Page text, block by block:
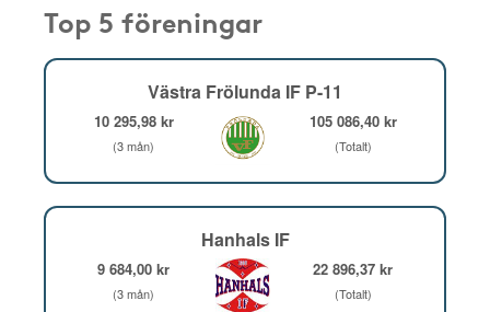
Top 5 föreningar
Västra Frölunda IF P-11
10 295,98 kr
(3 mån)
105 086,40 kr
(Totalt)
Hanhals IF
9 684,00 kr
(3 mån)
22 896,37 kr
(Totalt)